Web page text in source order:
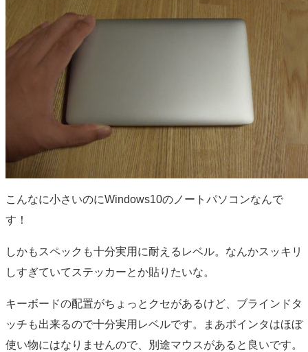
こんなに小さいのにWindows10のノートパソコンなんで
す！
しかもスペックも十分実用に耐えるレベル。なんかスッキリ
しすぎていてステッカーとか貼りたいな。
キーボードの配置がちょっとクセがあるけど、ブラインドタ
ッチも出来るので十分実用レベルです。まあポインタはほぼ
使い物にはなりませんので、別途マウスがあると良いです。